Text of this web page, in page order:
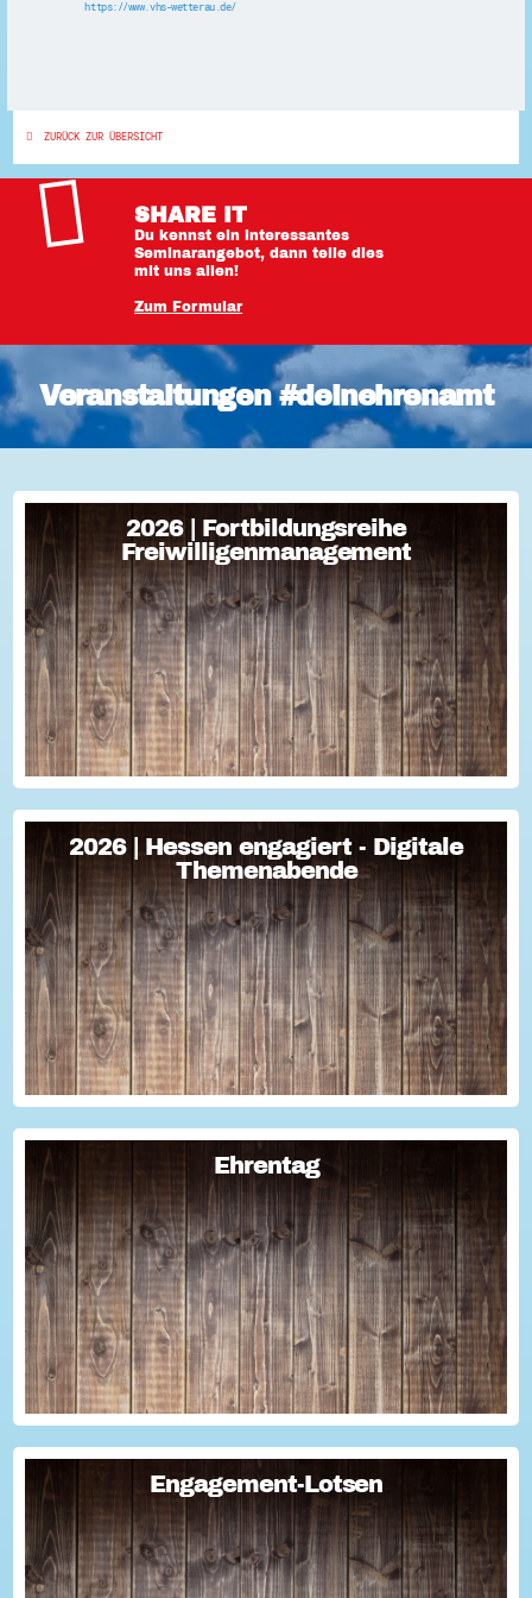
https://www.vhs-wetterau.de/
ZURÜCK ZUR ÜBERSICHT
SHARE IT
Du kennst ein interessantes
Seminarangebot, dann teile dies
mit uns allen!
Zum Formular
Veranstaltungen #deinehrenamt
2026 | Fortbildungsreihe
Freiwilligenmanagement
2026 | Fortbildungsreihe
Freiwilligenmanagement
Freiwilligenmanagement Kompakt Strategisches
Freiwilligenmanagement und praktische Umsetzung Im Fokus
Teil 1 Für Engagement begeistern: Freiwillige gewinnen Im
Fokus Teil 2 Eine Frage der H...
2026 | Hessen engagiert - Digitale
Themenabende
2026 | Hessen engagiert - Digitale
Themenabende
Sie haben Fragen zum Thema "Versicherung im Ehrenamt"?
Oder wollten schon immer mal lernen, wie man Engagement-
Geschichten für die Öffentlichkeitsarbeit des Vereins
nutzen kann? Dann haben wir da was!...
Ehrentag
Ehrentag
Macht den Ehrentag mit eurer Aktion zu eurem "hessischen
Ehrentag"...
Engagement-Lotsen
Engagement-Lotsen
Engagement-Lotsen tragen zu einer lebendigen
Engagementkultur und damit zu einer höheren
Lebensqualität für sich und andere bei. Sie bringen ihre
Erfahrungen im bürgerschaftlichen Engagement ein und ü...